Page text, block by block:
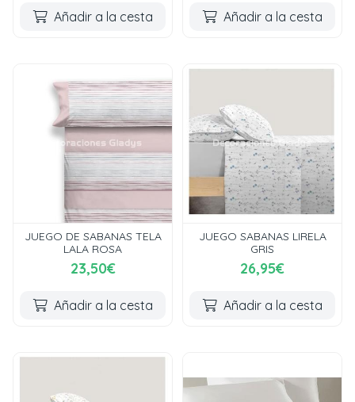
Añadir a la cesta Añadir a la cesta
JUEGO DE SABANAS TELA
LALA ROSA
23,50€
Añadir a la cesta
JUEGO SABANAS LIRELA
GRIS
26,95€
Añadir a la cesta